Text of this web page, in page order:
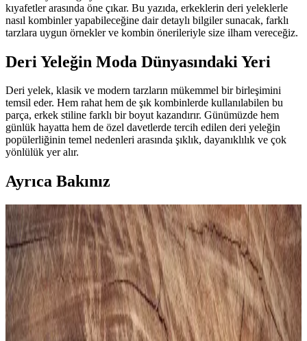
kıyafetler arasında öne çıkar. Bu yazıda, erkeklerin deri yeleklerle
nasıl kombinler yapabileceğine dair detaylı bilgiler sunacak, farklı
tarzlara uygun örnekler ve kombin önerileriyle size ilham vereceğiz.
Deri Yeleğin Moda Dünyasındaki Yeri
Deri yelek, klasik ve modern tarzların mükemmel bir birleşimini
temsil eder. Hem rahat hem de şık kombinlerde kullanılabilen bu
parça, erkek stiline farklı bir boyut kazandırır. Günümüzde hem
günlük hayatta hem de özel davetlerde tercih edilen deri yeleğin
popülerliğinin temel nedenleri arasında şıklık, dayanıklılık ve çok
yönlülük yer alır.
Ayrıca Bakınız
Gezer Yazlık Erkek Terlik: Konfor ve Şıklık Sunan
Hafif ve Dayanıklı Tasarım
Gezer Yazlık Erkek Terlik, hafif, şık ve dayanıklı malzemeleriyle
günlük kullanımda konfor sağlar, sade tasarımıyla farklı tarzlara
uyum sağlar.
Puma Shuffle 309668-25 Erkek Günlük ve Spor
Kullanımına Uygun Ayakkabı